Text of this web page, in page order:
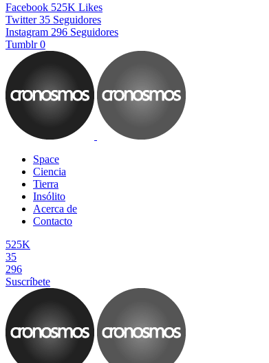
Facebook 525K Likes
Twitter 35 Seguidores
Instagram 296 Seguidores
Tumblr 0
Space
Ciencia
Tierra
Insólito
Acerca de
Contacto
525K
35
296
Suscríbete